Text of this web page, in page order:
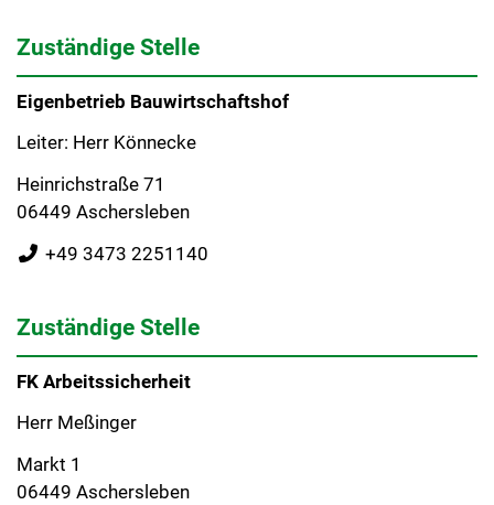
Zuständige Stelle
Eigenbetrieb Bauwirtschaftshof
Leiter: Herr Könnecke
Heinrichstraße 71
06449 Aschersleben
+49 3473 2251140
Zuständige Stelle
FK Arbeitssicherheit
Herr Meßinger
Markt 1
06449 Aschersleben